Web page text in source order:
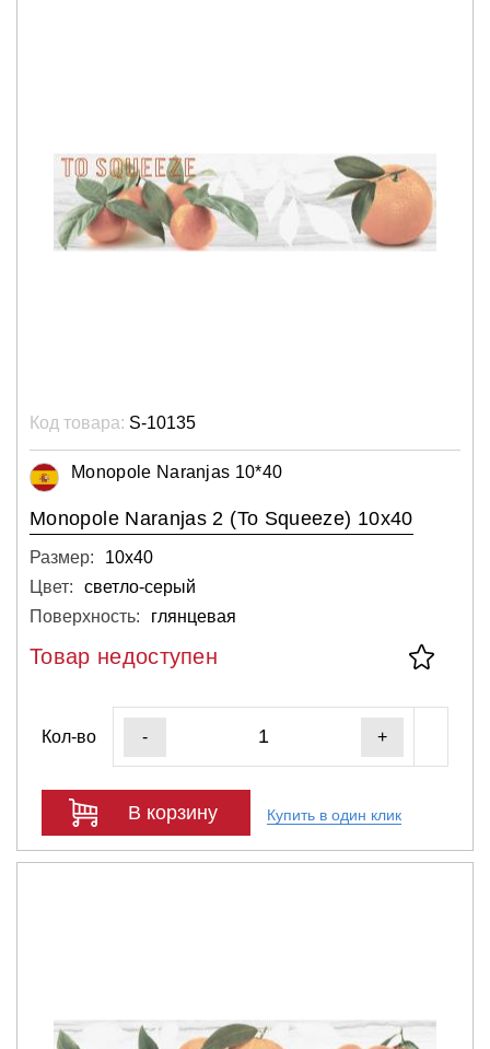
Код товара: S-10135
Monopole Naranjas 10*40
Monopole Naranjas 2 (To Squeeze) 10x40
Размер:
10х40
Цвет:
светло-серый
Поверхность:
глянцевая
Товар недоступен
Кол-во - +
В корзину Купить в один клик